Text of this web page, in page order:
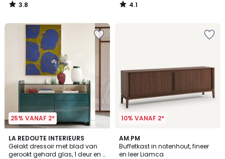
3.8
/
4.1
/
25% VANAF 2*
LA REDOUTE INTERIEURS
Gelakt dressoir met blad van
gerookt gehard glas, 1 deur en 3
10% VANAF 2*
AM.PM
Buffetkast in notenhout, fineer
en leer Liamca
3.8
/ 5